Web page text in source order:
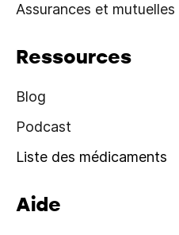
Assurances et mutuelles
Ressources
Blog
Podcast
Liste des médicaments
Aide